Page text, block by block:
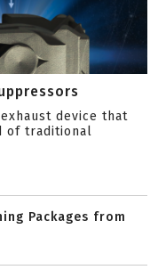
device that
of traditional
Packages from